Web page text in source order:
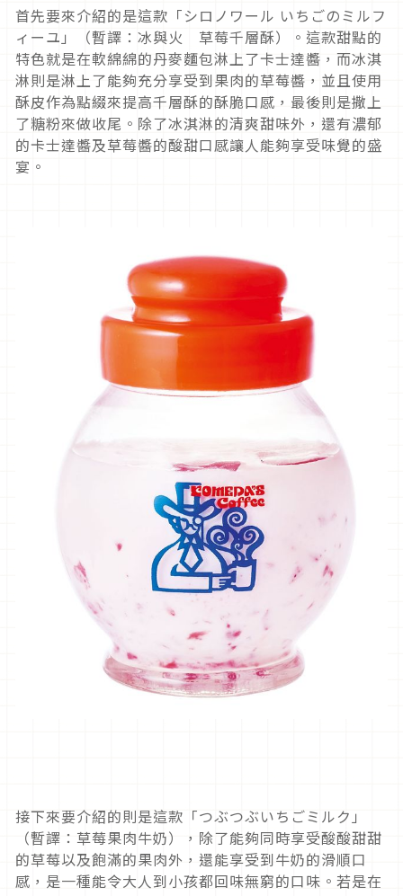
首先要來介紹的是這款「シロノワール いちごのミルフ
ィーユ」（暫譯：冰與火 草莓千層酥）。這款甜點的
特色就是在軟綿綿的丹麥麵包淋上了卡士達醬，而冰淇
淋則是淋上了能夠充分享受到果肉的草莓醬，並且使用
酥皮作為點綴來提高千層酥的酥脆口感，最後則是撒上
了糖粉來做收尾。除了冰淇淋的清爽甜味外，還有濃郁
的卡士達醬及草莓醬的酸甜口感讓人能夠享受味覺的盛
宴。
接下來要介紹的則是這款「つぶつぶいちごミルク」
（暫譯：草莓果肉牛奶），除了能夠同時享受酸酸甜甜
的草莓以及飽滿的果肉外，還能享受到牛奶的滑順口
感，是一種能令大人到小孩都回味無窮的口味。若是在